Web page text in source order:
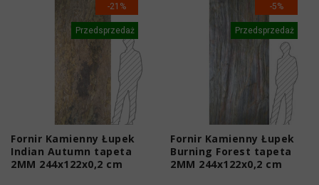
-21%
Przedsprzedaż
Fornir Kamienny Łupek
Indian Autumn tapeta
2MM 244x122x0,2 cm
-5%
Przedsprzedaż
Fornir Kamienny Łupek
Burning Forest tapeta
2MM 244x122x0,2 cm